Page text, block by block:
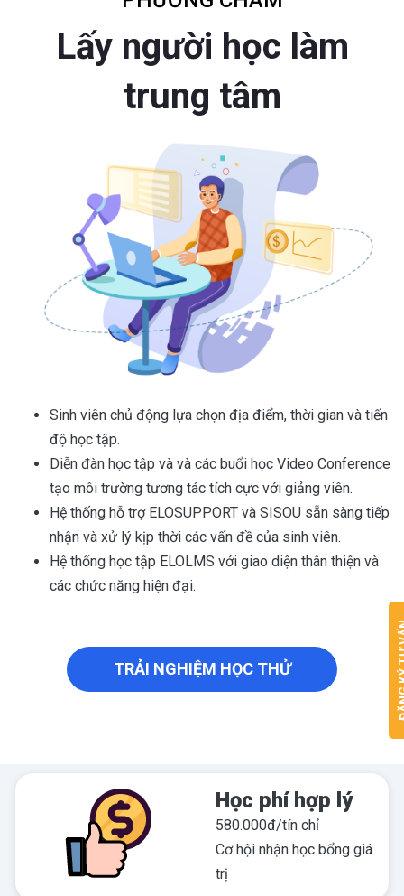
Lấy người học làm
trung tâm
Sinh viên chủ động lựa chọn địa điểm, thời gian và tiến
độ học tập.
Diễn đàn học tập và và các buổi học Video Conference
tạo môi trường tương tác tích cực với giảng viên.
Hệ thống hỗ trợ ELOSUPPORT và SISOU sẵn sàng tiếp
nhận và xử lý kịp thời các vấn đề của sinh viên.
Hệ thống học tập ELOLMS với giao diện thân thiện và
các chức năng hiện đại.
TRẢI NGHIỆM HỌC THỬ
Học phí hợp lý
580.000đ/tín chỉ
Cơ hội nhận học bổng giá
trị